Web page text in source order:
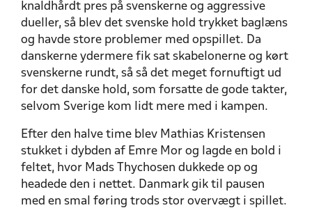
knaldhårdt pres på svenskerne og aggressive
dueller, så blev det svenske hold trykket baglæns
og havde store problemer med opspillet. Da
danskerne ydermere fik sat skabelonerne og kørt
svenskerne rundt, så så det meget fornuftigt ud
for det danske hold, som forsatte de gode takter,
selvom Sverige kom lidt mere med i kampen.
Efter den halve time blev Mathias Kristensen
stukket i dybden af Emre Mor og lagde en bold i
feltet, hvor Mads Thychosen dukkede op og
headede den i nettet. Danmark gik til pausen
med en smal føring trods stor overvægt i spillet.